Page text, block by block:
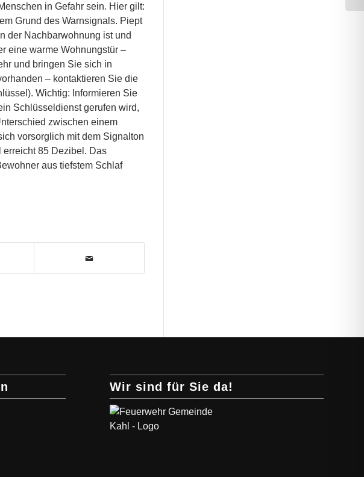
in Gefahr sein. Hier gilt:
Grund des Warnsignals. Piept
der Nachbarwohnung ist und
eine warme Wohnungstür –
und bringen Sie sich in
– kontaktieren Sie die
Wichtig: Informieren Sie
Schlüsseldienst gerufen wird,
zwischen einem
vorsorglich mit dem Signalton
85 Dezibel. Das
aus tiefstem Schlaf
Wir sind für Sie da!